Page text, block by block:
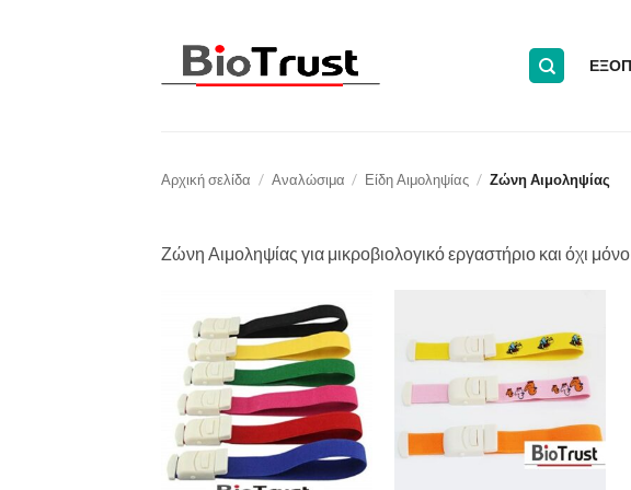
Αρχική σελίδα / Αναλώσιμα / Είδη Αιμοληψίας / Ζώνη Αιμοληψίας
Ζώνη Αιμοληψίας για μικροβιολογικό εργαστήριο και όχι μόνο